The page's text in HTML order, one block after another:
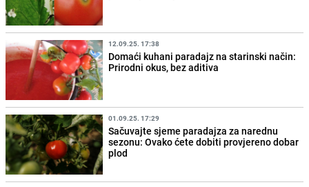
12.09.25. 17:38
Domaći kuhani paradajz na starinski način:
Prirodni okus, bez aditiva
01.09.25. 17:29
Sačuvajte sjeme paradajza za narednu
sezonu: Ovako ćete dobiti provjereno dobar
plod